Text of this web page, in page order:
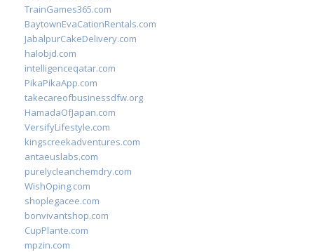
TrainGames365.com
BaytownEvaCationRentals.com
JabalpurCakeDelivery.com
halobjd.com
intelligenceqatar.com
PikaPikaApp.com
takecareofbusinessdfw.org
HamadaOfJapan.com
VersifyLifestyle.com
kingscreekadventures.com
antaeuslabs.com
purelycleanchemdry.com
WishOping.com
shoplegacee.com
bonvivantshop.com
CupPlante.com
mpzin.com